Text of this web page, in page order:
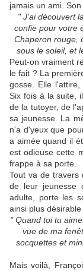
jamais un ami.
" J'ai découvert
confie pour votre
Chaperon rouge,
sous le soleil, et
Peut-on vraiment
le fait ? La
gosse. Elle
Six fois à la suite,
de la tutoyer, de
sa jeunesse. La
n'a d'yeux que
a aimée quand il
est odieuse cette
frappe à sa porte.
Tout va de travers
de leur jeunesse
adulte, porte les
ainsi plus
" Quand toi tu
vue de ma
socquettes et
Mais voilà,